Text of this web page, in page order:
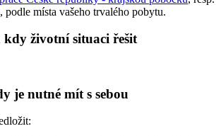
podle místa vašeho trvalého pobytu.
kdy životní situaci řešit
je nutné mít s sebou